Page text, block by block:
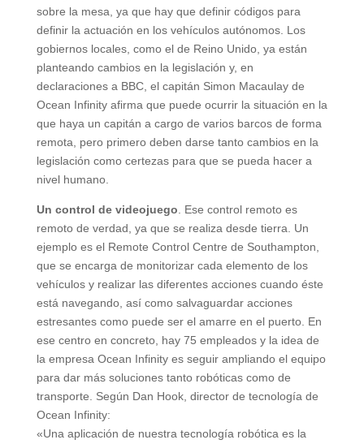
sobre la mesa, ya que hay que definir códigos para
definir la actuación en los vehículos autónomos. Los
gobiernos locales, como el de Reino Unido, ya están
planteando cambios en la legislación y, en
declaraciones a BBC, el capitán Simon Macaulay de
Ocean Infinity afirma que puede ocurrir la situación en la
que haya un capitán a cargo de varios barcos de forma
remota, pero primero deben darse tanto cambios en la
legislación como certezas para que se pueda hacer a
nivel humano.
Un control de videojuego . Ese control remoto es
remoto de verdad, ya que se realiza desde tierra. Un
ejemplo es el Remote Control Centre de Southampton,
que se encarga de monitorizar cada elemento de los
vehículos y realizar las diferentes acciones cuando éste
está navegando, así como salvaguardar acciones
estresantes como puede ser el amarre en el puerto. En
ese centro en concreto, hay 75 empleados y la idea de
la empresa Ocean Infinity es seguir ampliando el equipo
para dar más soluciones tanto robóticas como de
transporte. Según Dan Hook, director de tecnología de
Ocean Infinity:
«Una aplicación de nuestra tecnología robótica es la